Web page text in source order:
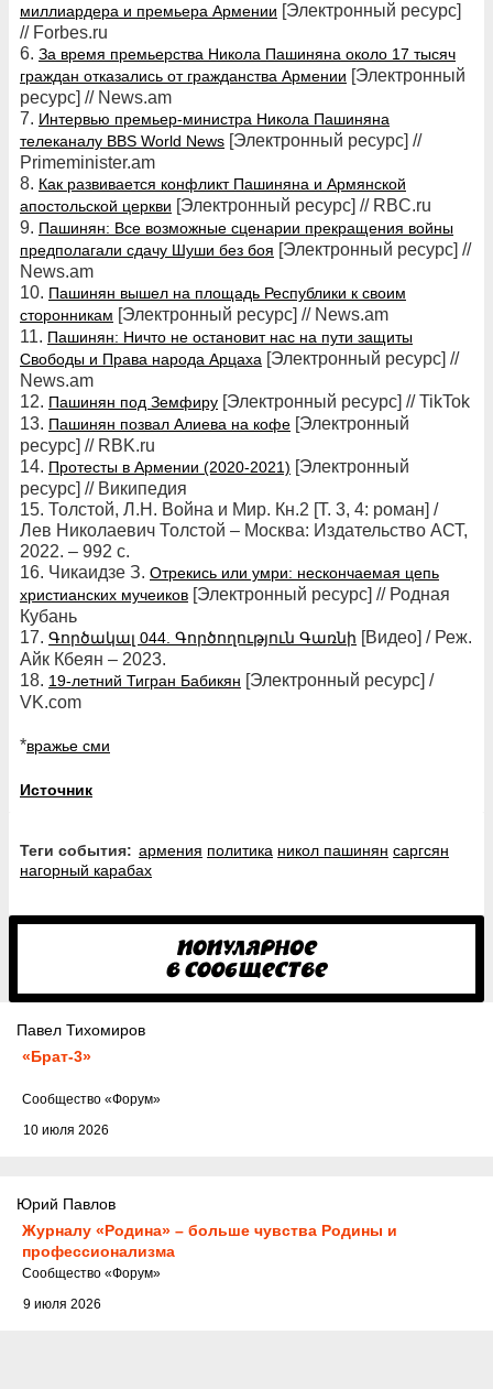
миллиардера и премьера Армении [Электронный ресурс]
// Forbes.ru
6. За время премьерства Никола Пашиняна около 17 тысяч
граждан отказались от гражданства Армении [Электронный
ресурс] // News.am
7. Интервью премьер-министра Никола Пашиняна
телеканалу BBS World News [Электронный ресурс] //
Primeminister.am
8. Как развивается конфликт Пашиняна и Армянской
апостольской церкви [Электронный ресурс] // RBC.ru
9. Пашинян: Все возможные сценарии прекращения войны
предполагали сдачу Шуши без боя [Электронный ресурс] //
News.am
10. Пашинян вышел на площадь Республики к своим
сторонникам [Электронный ресурс] // News.am
11. Пашинян: Ничто не остановит нас на пути защиты
Свободы и Права народа Арцаха [Электронный ресурс] //
News.am
12. Пашинян под Земфиру [Электронный ресурс] // TikTok
13. Пашинян позвал Алиева на кофе [Электронный
ресурс] // RBK.ru
14. Протесты в Армении (2020-2021) [Электронный
ресурс] // Википедия
15. Толстой, Л.Н. Война и Мир. Кн.2 [Т. 3, 4: роман] /
Лев Николаевич Толстой – Москва: Издательство АСТ,
2022. – 992 с.
16. Чикаидзе З. Отрекись или умри: нескончаемая цепь
христианских мучеиков [Электронный ресурс] // Родная
Кубань
17. Գործակալ 044. Գործողություն Գառնի [Видео] / Реж.
Айк Кбеян – 2023.
18. 19-летний Тигран Бабикян [Электронный ресурс] /
VK.com
*вражье сми
Источник
Теги события: армения политика никол пашинян саргсян
нагорный карабах
Павел Тихомиров
«Брат-3»
10 июля 2026
Cообщество «Форум»
Юрий Павлов
Журналу «Родина» – больше чувства Родины и
профессионализма
9 июля 2026
Cообщество «Форум»